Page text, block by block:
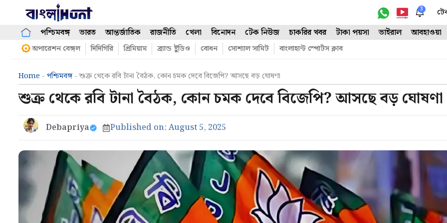
content
3
পশ্চিমবঙ্গ ভারত আন্তর্জাতিক রাজনীতি খেলা বিনোদন টেক নিউজ চাকরির খবর টাকা পয়সা ভাইরাল আবহাওয়া
অপারেশন বেঙ্গল দিদিগিরি প্রিমিয়াম ব্র্যান্ড ষ্টুডিও বোধন সোশ্যাল সামিট বাংলাহান্ট স্পোর্টস ক্লাব
Home - পশ্চিমবঙ্গ-শুক্র থেকে রবি টানা বৈঠক, কোন চমক দেবে বিজেপি? আসছে বড় ঘোষণা
শুক্র থেকে রবি টানা বৈঠক, কোন চমক দেবে বিজেপি? আসছে বড় ঘোষণা
Debapriya Published on: August 5, 2025